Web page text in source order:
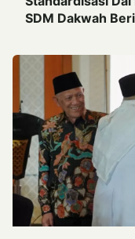
SDM Dakwah